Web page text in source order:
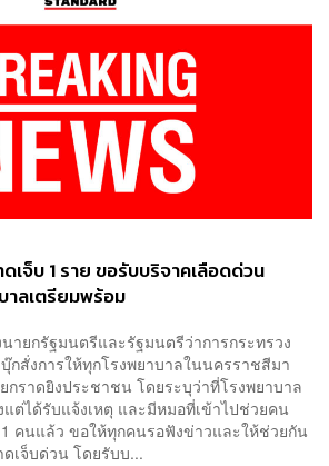
เจ็บ 1 ราย ขอรับบริจาคเลือดด่วน
าลเตรียมพร้อม
ายกรัฐมนตรีและรัฐมนตรีว่าการกระทรวง
สั่งการให้ทุกโรงพยาบาลในนครราชสีมา
กราดยิงประชาชน โดยระบุว่าที่โรงพยาบาล
ต่ได้รับแจ้งเหตุ และมีหมอที่เข้าไปช่วยคน
1 คนแล้ว ขอให้ทุกคนรอฟังข่าวและให้ช่วยกัน
เจ็บด่วน โดยรับบ...